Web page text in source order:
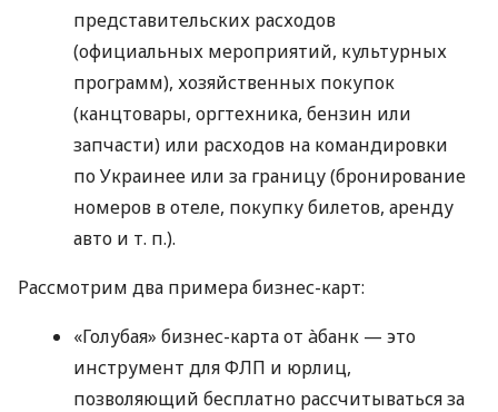
представительских расходов
(официальных мероприятий, культурных
программ), хозяйственных покупок
(канцтовары, оргтехника, бензин или
запчасти) или расходов на командировки
по Украинее или за границу (бронирование
номеров в отеле, покупку билетов, аренду
авто и т. п.).
Рассмотрим два примера бизнес-карт:
«Голубая» бизнес-карта от àбанк — это
инструмент для ФЛП и юрлиц,
позволяющий бесплатно рассчитываться за